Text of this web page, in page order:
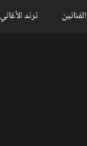
الفنانين ترند الأغاني